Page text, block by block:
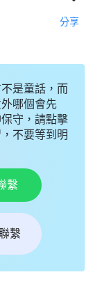
分享
是童話，而
哪個會先
守，請點擊
不要等到明
繫
繫